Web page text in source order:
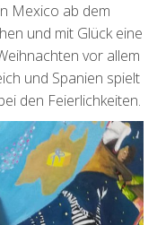
Mexico ab dem
und mit Glück eine
vor allem
und Spanien spielt
den Feierlichkeiten.